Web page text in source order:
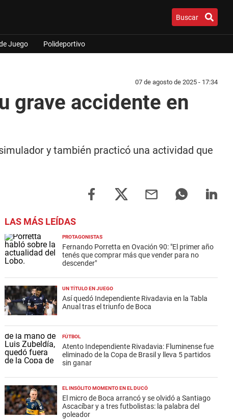
Buscar
Juego Polideportivo
07 de agosto de 2025 - 17:34
grave accidente en
y también practicó una actividad que
LAS MÁS LEÍDAS
PROTAGONISTAS
Fernando Porretta en Ovación 90: "El primer año
tenés que comprar más que vender para no
descender"
UN TÍTULO EN JUEGO
Así quedó Independiente Rivadavia en la Tabla
Anual tras el triunfo de Boca
FÚTBOL
Atento Independiente Rivadavia: Fluminense fue
eliminado de la Copa de Brasil y lleva 5 partidos
sin ganar
EL INSÓLITO MOMENTO EN EL DUCÓ
El micro de Boca arrancó y se olvidó a Santiago
Ascacíbar y a tres futbolistas: la palabra del
goleador